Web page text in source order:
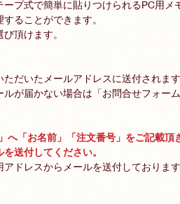
プ式で簡単に貼りつけられるPC用メ
ることができます。
頂けます。
だいたメールアドレスに送付されます
が届かない場合は「お問合せフォー
へ「お名前」「注文番号」をご記載頂
送付してください。
ドレスからメールを送付しておりま